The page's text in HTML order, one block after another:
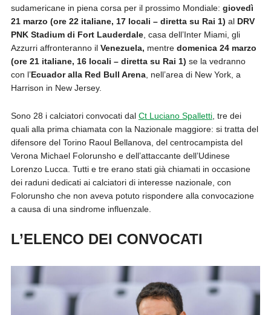
sudamericane in piena corsa per il prossimo Mondiale: giovedì
21 marzo (ore 22 italiane, 17 locali – diretta su Rai 1) al DRV
PNK Stadium di Fort Lauderdale, casa dell’Inter Miami, gli
Azzurri affronteranno il Venezuela, mentredomenica 24 marzo
(ore 21 italiane, 16 locali – diretta su Rai 1) se la vedranno
con l’Ecuador alla Red Bull Arena, nell’area di New York, a
Harrison in New Jersey.
Sono 28 i calciatori convocati dal Ct Luciano Spalletti, tre dei
quali alla prima chiamata con la Nazionale maggiore: si tratta del
difensore del Torino Raoul Bellanova, del centrocampista del
Verona Michael Folorunsho e dell’attaccante dell’Udinese
Lorenzo Lucca. Tutti e tre erano stati già chiamati in occasione
dei raduni dedicati ai calciatori di interesse nazionale, con
Folorunsho che non aveva potuto rispondere alla convocazione
a causa di una sindrome influenzale.
L’ELENCO DEI CONVOCATI